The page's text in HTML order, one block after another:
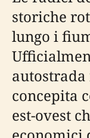
storiche
lungo i
autostrada
concepita
est-ovest